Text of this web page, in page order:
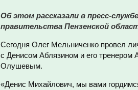
Об этом рассказали в пресс-службе
правительства Пензенской
Сегодня Олег Мельниченко провел
с Денисом Аблязином и его тренером
Олушевым.
«Денис Михайлович, мы вами